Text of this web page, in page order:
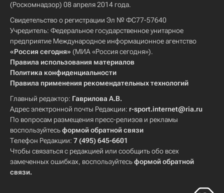
(Роскомнадзор) 08 апреля 2014 года.
Свидетельство о регистрации Эл № ФС77-57640
Учредитель: Федеральное государственное унитарное
предприятие Международное информационное агентство
«Россия сегодня» (МИА «Россия сегодня»).
Правила использования материалов
Политика конфиденциальности
Правила применения рекомендательных технологий
Главный редактор: Гаврилова А.В.
Адрес электронной почты Редакции: r-sport.internet@ria.ru
По вопросам размещения пресс-релизов и рекламы
воспользуйтесьформой обратной связи
Телефон Редакции: 7 (495) 645-6601
Чтобы связаться с редакцией или сообщить обо всех
замеченных ошибках, воспользуйтесьформой обратной
связи.